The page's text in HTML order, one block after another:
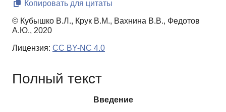
Копировать для цитаты
© Кубышко В.Л., Крук В.М., Вахнина В.В., Федотов
А.Ю., 2020
Лицензия: CC BY-NC 4.0
Полный текст
Введение